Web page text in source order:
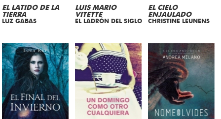
EL LATIDO DE LA
TIERRA
LUZ GABAS
LUIS MARIO
VITETTE
EL LADRÓN DEL SIGLO
EL CIELO
ENJAULADO
CHRISTINE LEUNENS